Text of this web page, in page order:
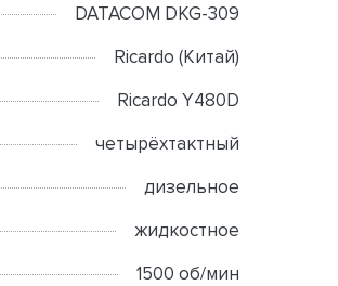
DATACOM DKG-309
Ricardo (Китай)
Ricardo Y480D
четырёхтактный
дизельное
жидкостное
1500 об/мин